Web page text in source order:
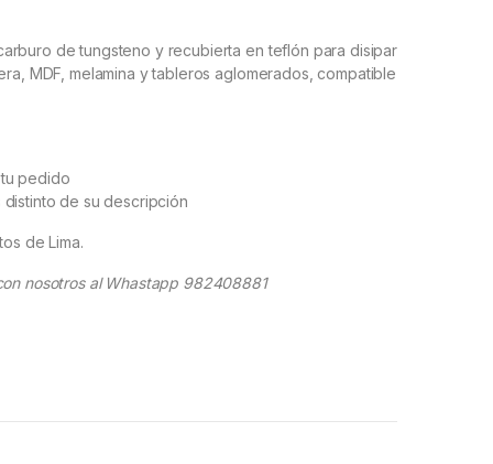
de tungsteno y recubierta en teflón para disipar
MDF, melamina y tableros aglomerados, compatible
pedido
de su descripción
de Lima.
nosotros al Whastapp 982408881